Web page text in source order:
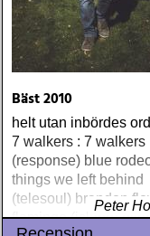
Bäst 2010
helt utan inbördes
7 walkers : 7 walkers
(response) blue
things we left behind
(telesoul) brandon
flamingo (island)
Peter